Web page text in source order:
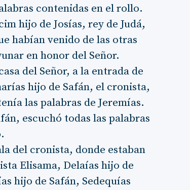
contenidas en el rollo.
hijo de Josías, rey de Judá,
habían venido de las otras
en honor del Señor.
del Señor, a la entrada de
hijo de Safán, el cronista,
las palabras de Jeremías.
escuchó todas las palabras
del cronista, donde estaban
Elisama, Delaías hijo de
hijo de Safán, Sedequías